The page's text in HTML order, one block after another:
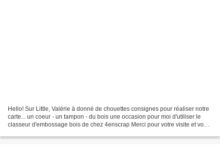
Hello! Sur Little, Valérie à donné de chouettes consignes pour réaliser notre
carte... un coeur - un tampon - du bois une occasion pour moi d'utiliser le
classeur d'embossage bois de chez 4enscrap Merci pour votre visite et vos